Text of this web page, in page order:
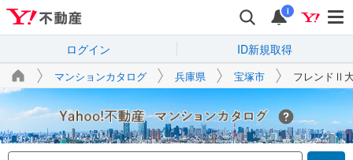
i
ログイン ID新規取得
マンションカタログ 兵庫県 宝塚市 フレンドⅡ
Yahoo!不動産